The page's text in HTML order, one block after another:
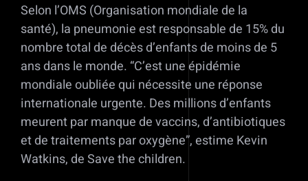
Selon l’OMS (Organisation mondiale de la
santé), la pneumonie est responsable de 15% du
nombre total de décès d’enfants de moins de 5
ans dans le monde. “C’est une épidémie
mondiale oubliée qui nécessite une réponse
internationale urgente. Des millions d’enfants
meurent par manque de vaccins, d’antibiotiques
et de traitements par oxygène”, estime Kevin
Watkins, de Save the children.